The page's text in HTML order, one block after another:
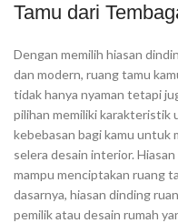
Tamu dari
Dengan memilih hiasan
dan modern, ruang tamu
tidak hanya nyaman tetapi
pilihan memiliki karakteristik
kebebasan bagi kamu untuk
selera desain interior.
mampu menciptakan ruang
dasarnya, hiasan dinding
pemilik atau desain rumah